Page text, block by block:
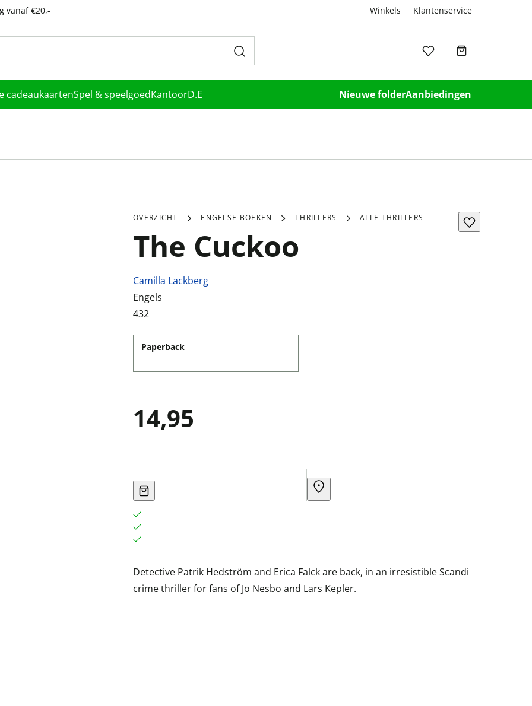
vanaf €20,- Winkels Klantenservice
cadeaukaartenSpel & speelgoedKantoorD.E Nieuwe folderAanbiedingen
OVERZICHT ENGELSE BOEKEN THRILLERS ALLE THRILLERS
The Cuckoo
Camilla Lackberg
Engels
432
Paperback
14,95
Detective Patrik Hedström and Erica Falck are back, in an irresistible Scandi
crime thriller for fans of Jo Nesbo and Lars Kepler.